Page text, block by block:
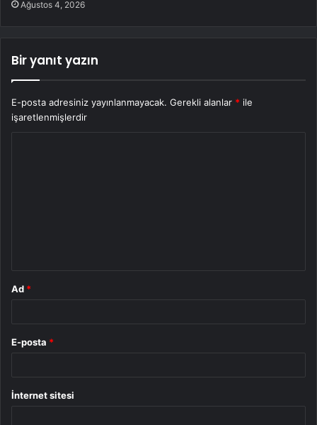
Ağustos 4, 2026
Bir yanıt yazın
E-posta adresiniz yayınlanmayacak. Gerekli alanlar * ile
işaretlenmişlerdir
Ad *
E-posta *
İnternet sitesi